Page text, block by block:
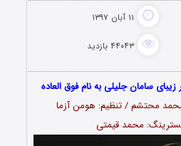
۱۱ آبان ۱۳۹۷
۴۴۰۴۳ بازدید
سامان جلیلی به نام فوق العاده
محمد محتشم / تنظیم: هومن آزما
محمد قیمتی